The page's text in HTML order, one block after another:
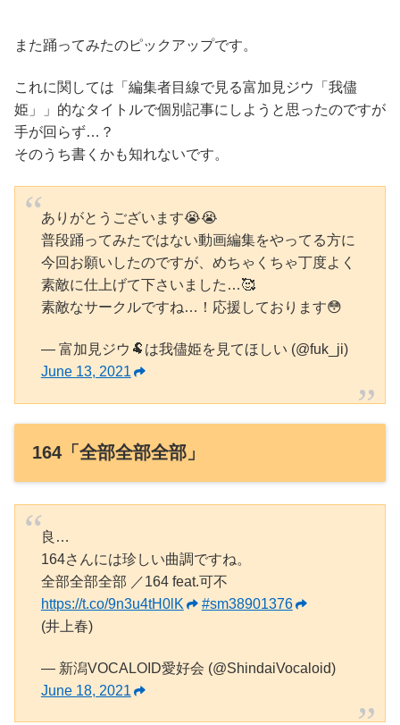
また踊ってみたのピックアップです。
これに関しては「編集者目線で見る富加見ジウ「我儘
姫」」的なタイトルで個別記事にしようと思ったのですが
手が回らず…？
そのうち書くかも知れないです。
ありがとうございます😭😭
普段踊ってみたではない動画編集をやってる方に
今回お願いしたのですが、めちゃくちゃ丁度よく
素敵に仕上げて下さいました…🥰
素敵なサークルですね…！応援しております😳
— 富加見ジウ🐏は我儘姫を見てほしい (@fuk_ji)
June 13, 2021
164「全部全部全部」
良…
164さんには珍しい曲調ですね。
全部全部全部 ／164 feat.可不
https://t.co/9n3u4tH0lK
#sm38901376
(井上春)
— 新潟VOCALOID愛好会 (@ShindaiVocaloid)
June 18, 2021